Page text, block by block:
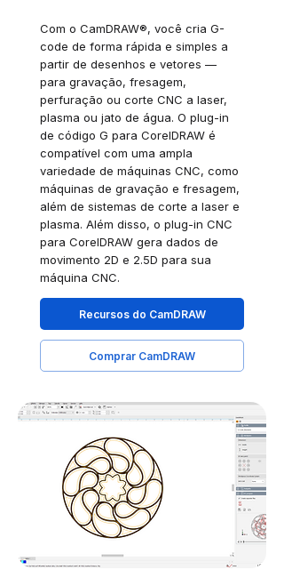
Com o CamDRAW®, você cria G-
code de forma rápida e simples a
partir de desenhos e vetores —
para gravação, fresagem,
perfuração ou corte CNC a laser,
plasma ou jato de água. O plug-in
de código G para CorelDRAW é
compatível com uma ampla
variedade de máquinas CNC, como
máquinas de gravação e fresagem,
além de sistemas de corte a laser e
plasma. Além disso, o plug-in CNC
para CorelDRAW gera dados de
movimento 2D e 2.5D para sua
máquina CNC.
Recursos do CamDRAW
Comprar CamDRAW